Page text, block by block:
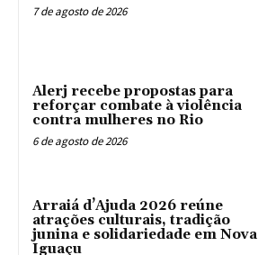
7 de agosto de 2026
Alerj recebe propostas para
reforçar combate à violência
contra mulheres no Rio
6 de agosto de 2026
Arraiá d’Ajuda 2026 reúne
atrações culturais, tradição
junina e solidariedade em Nova
Iguaçu